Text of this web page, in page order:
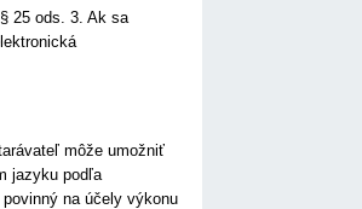
25 ods. 3. Ak sa
môže umožniť
jazyku podľa
na účely výkonu